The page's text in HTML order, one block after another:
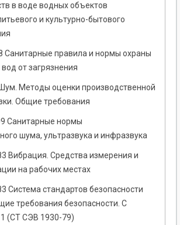
в воде водных объектов
и культурно-бытового
Санитарные правила и нормы охраны
от загрязнения
Методы оценки производственной
Общие требования
Санитарные нормы
шума, ультразвука и инфразвука
Вибрация. Средства измерения и
на рабочих местах
Система стандартов безопасности
требования безопасности. С
(СТ СЭВ 1930-79)